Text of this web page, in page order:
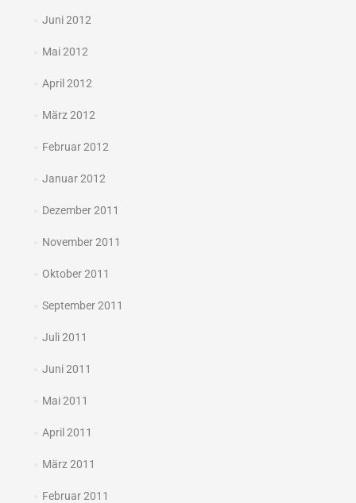
Juni 2012
Mai 2012
April 2012
März 2012
Februar 2012
Januar 2012
Dezember 2011
November 2011
Oktober 2011
September 2011
Juli 2011
Juni 2011
Mai 2011
April 2011
März 2011
Februar 2011